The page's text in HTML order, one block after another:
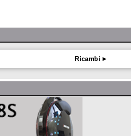
Ricambi ►